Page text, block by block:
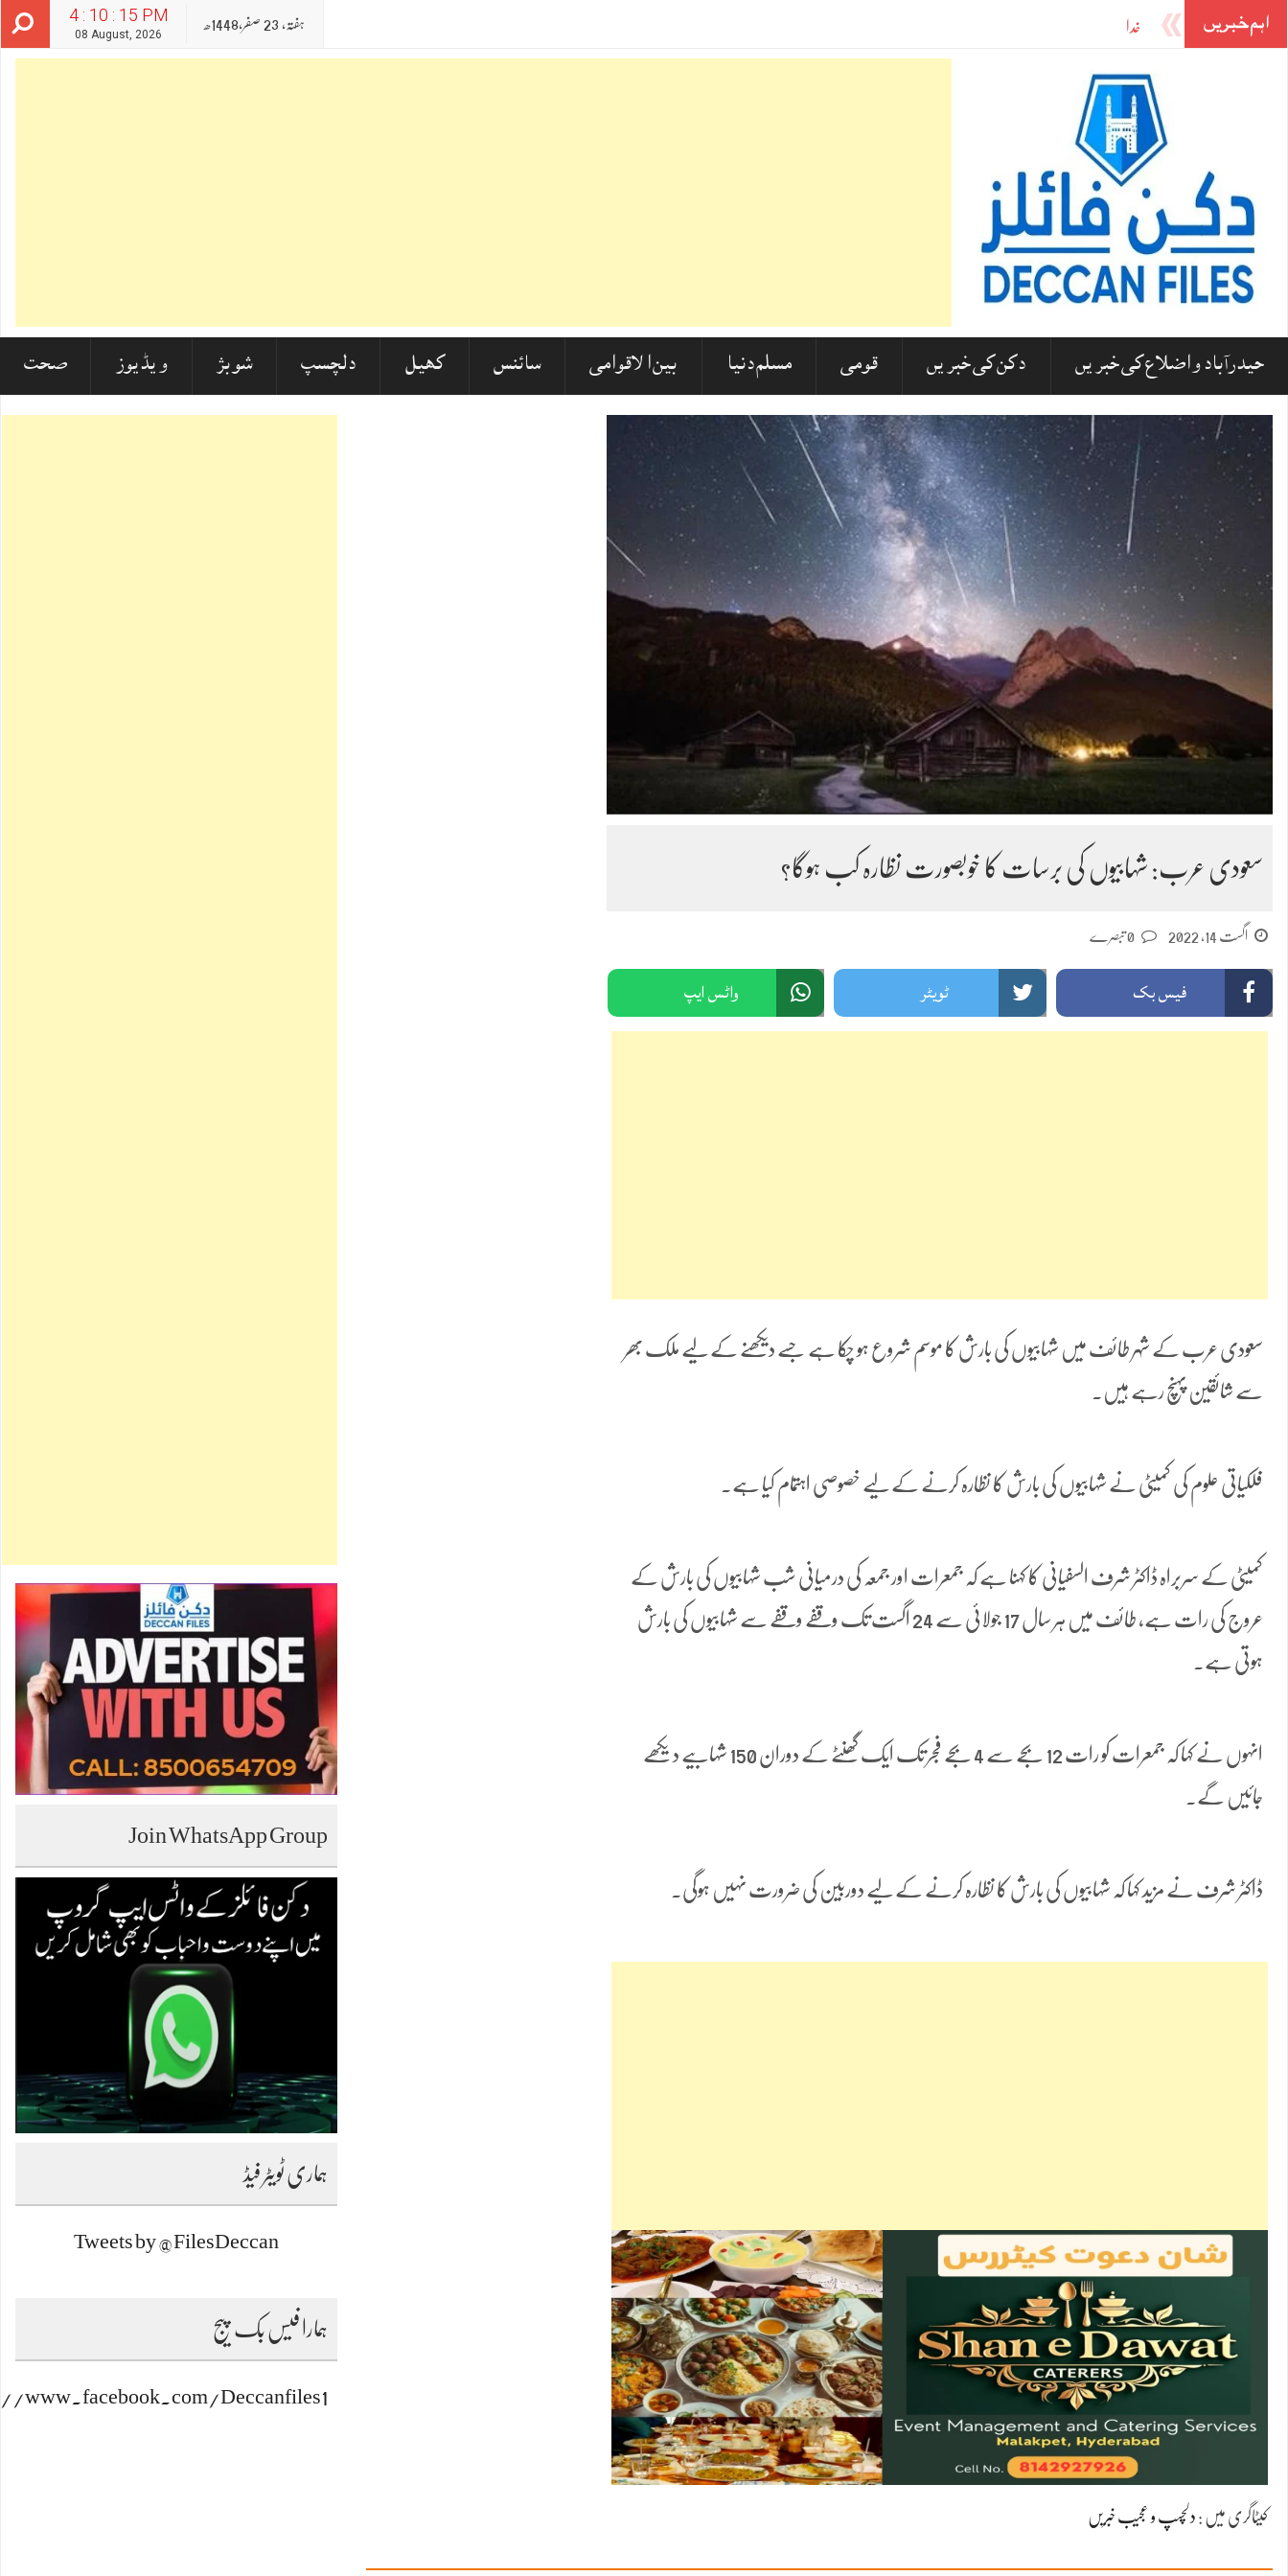
4 : 10 : 17 PM
08 August, 2026
ہفتہ‬‮, 23 صفر‬,1448ھ اہم خبریں خدا کون ہے؟ معاشرے میں ناانصافی۔۔۔ خدا کیوں نہیں آتا؟ یو پی ایس سی تلنگانہ ٹاپر سائی شیوانی کا منفرد جواب!
حیدرآباد و اضلاع کی خبریں دکن کی خبریں قومی مسلم دنیا بین الاقوامی سائنس کھیل دلچسپ شوبز ویڈیوز صحت
سعودی عرب: شہابیوں کی برسات کا خوبصورت نظارہ کب ہوگا؟
اگست 14, 2022 0 تبصرے
فیس بک ٹویٹر واٹس ایپ
سعودی عرب کے شہر طائف میں شہابیوں کی بارش کا موسم شروع ہو چکا ہے جسے دیکھنے کے لیے ملک بھر
سے شائقین پہنچ رہے ہیں۔
فلکیاتی علوم کی کمیٹی نے شہابیوں کی بارش کا نظارہ کرنے کے لیے خصوصی اہتمام کیا ہے۔
کمیٹی کے سربراہ ڈاکٹر شرف السفیانی کا کہنا ہے کہ جمعرات اور جمعہ کی درمیانی شب شہابیوں کی بارش کے
عروج کی رات ہے، طائف میں ہر سال 17 جولائی سے 24 اگست تک وقفے وقفے سے شہابیوں کی بارش
ہوتی ہے۔
انہوں نے کہا کہ جمعرات کو رات 12 بجے سے 4 بجے فجر تک ایک گھنٹے کے دوران 150 شہابیے دیکھے
جائیں گے۔
ڈاکٹر شرف نے مزید کہا کہ شہابیوں کی بارش کا نظارہ کرنے کے لیے دوربین کی ضرورت نہیں ہوگی۔
کیٹاگری میں : دلچسپ و عجیب خبریں
Join WhatsApp Group
ہماری ٹویٹر فیڈ
Tweets by @FilesDeccan
ہمارا فیس بک پیج
www.facebook.com/Deccanfiles1